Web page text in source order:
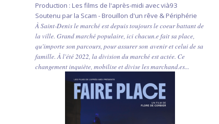
Production : Les films de l'après-midi avec vià93
Soutenu par la Scam - Brouillon d'un rêve & Périphérie
À Saint-Denis le marché est depuis toujours le coeur battant de
la ville. Grand marché populaire, ici chacun.e fait sa place,
qu'importe son parcours, pour assurer son avenir et celui de sa
famille. À l'été 2022, la division du marché est actée. Ce
changement inquiète, mobilise et divise les marchand.es...